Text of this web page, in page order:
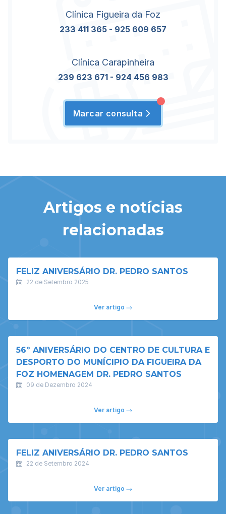
Clínica Figueira da Foz
233 411 365 - 925 609 657
Clínica Carapinheira
239 623 671- 924 456 983
Marcar consulta
Artigos e notícias
relacionadas
FELIZ ANIVERSÁRIO DR. PEDRO SANTOS
22 de Setembro 2025
Ver artigo
56º ANIVERSÁRIO DO CENTRO DE CULTURA E
DESPORTO DO MUNÍCIPIO DA FIGUEIRA DA
FOZ HOMENAGEM DR. PEDRO SANTOS
09 de Dezembro 2024
Ver artigo
FELIZ ANIVERSÁRIO DR. PEDRO SANTOS
22 de Setembro 2024
Ver artigo